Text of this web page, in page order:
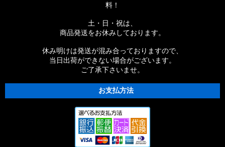
料！
土・日・祝は、
商品発送をお休みしております。
休み明けは発送が混み合っておりますので、
当日出荷ができない場合がございます。
ご了承下さいませ。
お支払方法